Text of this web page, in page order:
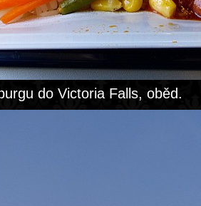
do Victoria Falls, oběd.